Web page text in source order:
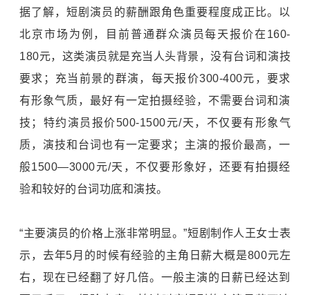
据了解，短剧演员的薪酬跟角色重要程度成正比。以
北京市场为例，目前普通群众演员每天报价在160-
180元，这类演员就是充当人头背景，没有台词和演技
要求；充当前景的群演，每天报价300-400元，要求
有形象气质，最好有一定拍摄经验，不需要台词和演
技；特约演员报价500-1500元/天，不仅要有形象气
质，演技和台词也有一定要求；主演的报价最高，一
般1500—3000元/天，不仅要形象好，还要有拍摄经
验和较好的台词功底和演技。
“主要演员的价格上涨非常明显。”短剧制作人王女士表
示，去年5月的时候有经验的主角日薪大概是800元左
右，现在已经翻了好几倍。一般主演的日薪已经达到